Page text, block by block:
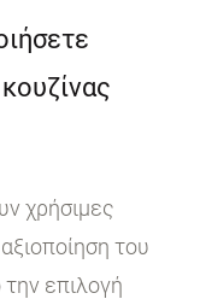
χρήσιμες
του
επιλογή